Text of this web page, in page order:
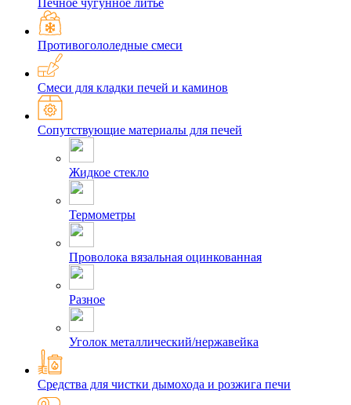
Печное чугунное литье
Противогололедные смеси
Смеси для кладки печей и каминов
Сопутствующие материалы для печей
Жидкое стекло
Термометры
Проволока вязальная оцинкованная
Разное
Уголок металлический/нержавейка
Средства для чистки дымохода и розжига печи